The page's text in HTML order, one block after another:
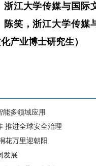
浙江大学传媒与国际
陈笑，浙江大学传媒
产业博士研究生）
能多领域应用
推进全球安全治理
花万里迎朝阳
发展